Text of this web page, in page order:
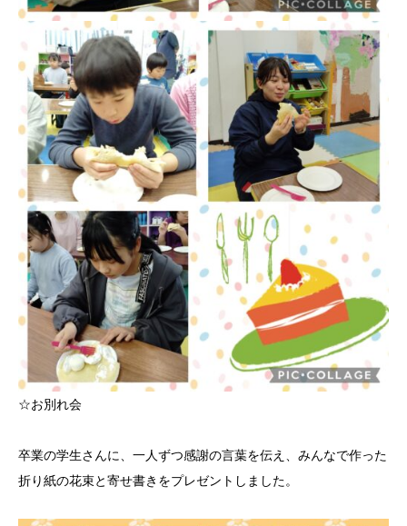
☆お別れ会
卒業の学生さんに、一人ずつ感謝の言葉を伝え、みんなで作った
折り紙の花束と寄せ書きをプレゼントしました。